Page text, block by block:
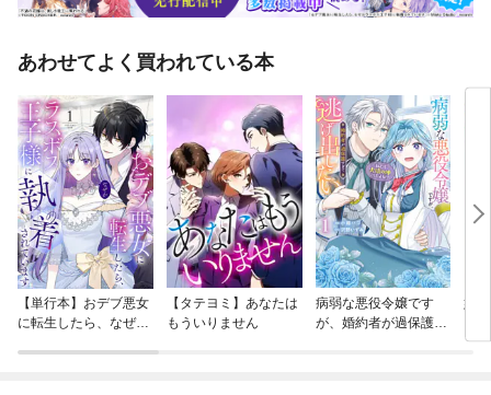
あわせてよく買われている本
【単行本】おデブ悪女
に転生したら、なぜか
【タテヨミ】あなたは
もういりません
病弱な悪役令嬢です
が、婚約者が過保護す
妹